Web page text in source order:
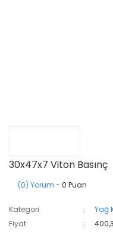
30x47x7 Viton Basınç
(0) Yorum - 0 Puan
Kategori
Yağ
Fiyat